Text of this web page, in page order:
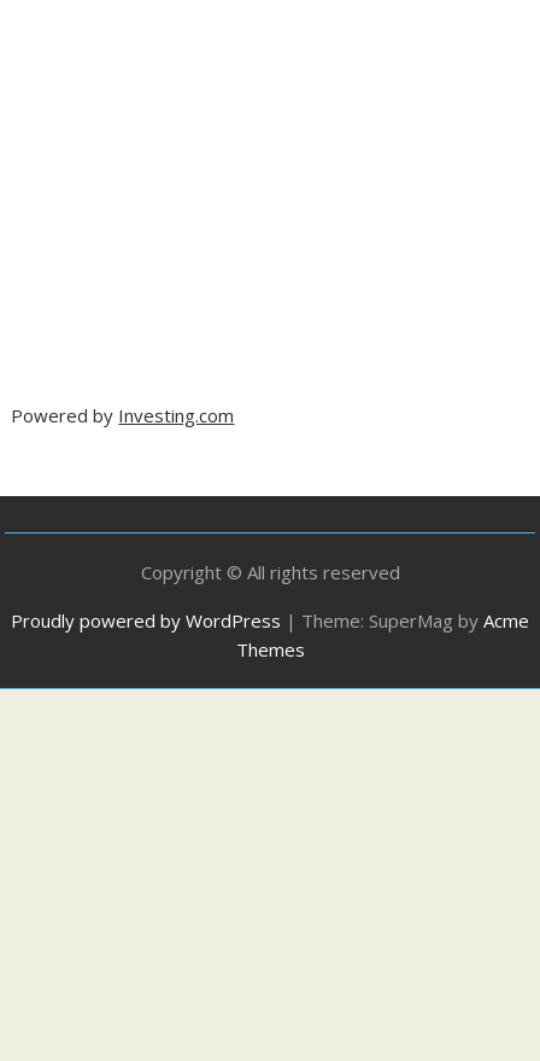
Powered by Investing.com
Copyright © All rights reserved
Proudly powered by WordPress | Theme: SuperMag by Acme
Themes